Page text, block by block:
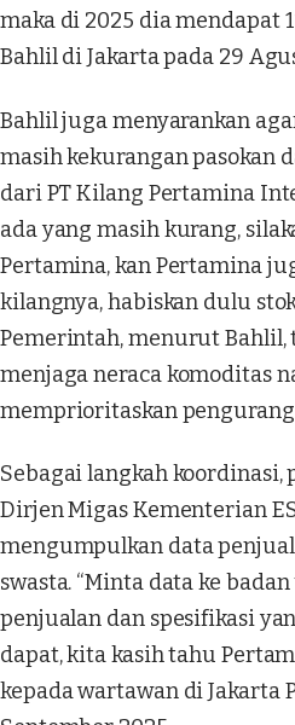
maka di 2025 dia mendapat
Bahlil di Jakarta pada 29
Bahlil juga menyarankan
masih kekurangan pasokan
dari PT Kilang Pertamina
ada yang masih kurang,
Pertamina, kan Pertamina
kilangnya, habiskan dulu
Pemerintah, menurut
menjaga neraca komoditas
memprioritaskan
Sebagai langkah
Dirjen Migas Kementerian
mengumpulkan data
swasta. “Minta data ke
penjualan dan spesifikasi
dapat, kita kasih tahu
kepada wartawan di Jakarta